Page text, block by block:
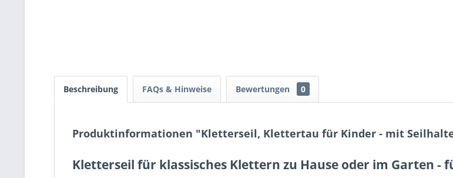
Beschreibung FAQs & Hinweise Bewertungen 0
Produktinformationen "Kletterseil, Klettertau für Kinder - mit
Kletterseil für klassisches Klettern zu Hause oder im Garten -